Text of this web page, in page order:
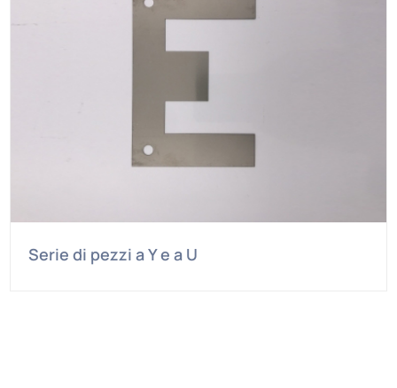
Serie di pezzi a Y e a U